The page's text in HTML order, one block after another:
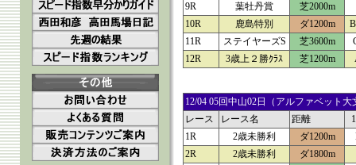
9R 葉牡丹賞
芝2000m
10R
鹿島特別 ダ1200m
11R
ステイヤーズS 芝3600m
12R
3歳上２勝ｸﾗｽ 芝1200m
12/04 05回中山02日（アルファベット
レース
レース名 距離
1R
2歳未勝利 ダ1200m
2R
2歳未勝利
ダ1800m